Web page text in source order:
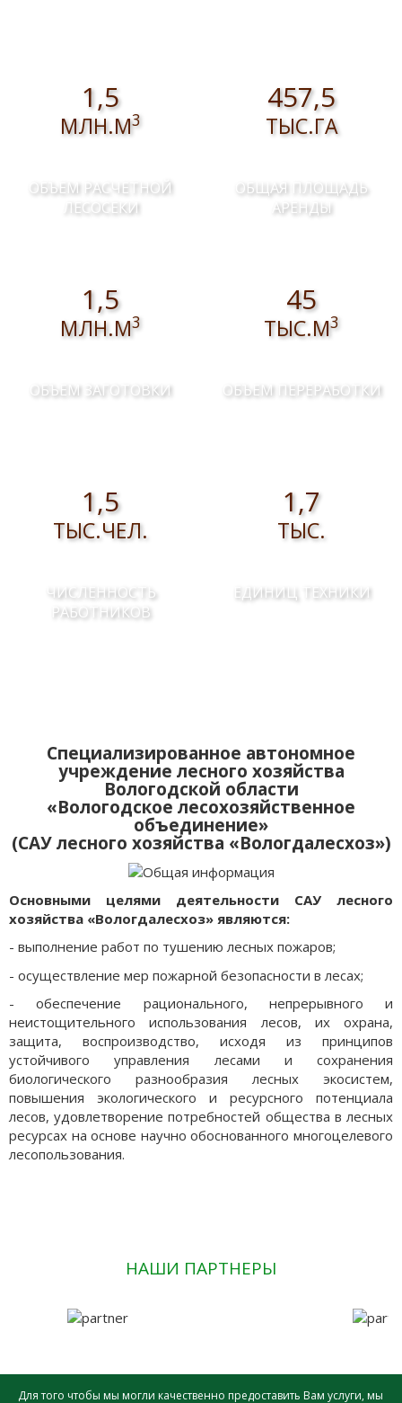
1,5
МЛН.М3
ОБЪЕМ РАСЧЕТНОЙ
ЛЕСОСЕКИ
457,5
ТЫС.ГА
ОБЩАЯ ПЛОЩАДЬ
АРЕНДЫ
1,5
МЛН.М3
ОБЪЕМ ЗАГОТОВКИ
45
ТЫС.М3
ОБЪЕМ ПЕРЕРАБОТКИ
1,5
ТЫС.ЧЕЛ.
ЧИСЛЕННОСТЬ
РАБОТНИКОВ
1,7
ТЫС.
ЕДИНИЦ ТЕХНИКИ
Специализированное автономное
учреждение лесного хозяйства
Вологодской области
«Вологодское лесохозяйственное
объединение»
(САУ лесного хозяйства «Вологдалесхоз»)
Основными целями деятельности САУ лесного
хозяйства «Вологдалесхоз» являются:
- выполнение работ по тушению лесных пожаров;
- осуществление мер пожарной безопасности в лесах;
- обеспечение рационального, непрерывного и
неистощительного использования лесов, их охрана,
защита, воспроизводство, исходя из принципов
устойчивого управления лесами и сохранения
биологического разнообразия лесных экосистем,
повышения экологического и ресурсного потенциала
лесов, удовлетворение потребностей общества в лесных
ресурсах на основе научно обоснованного многоцелевого
лесопользования.
НАШИ ПАРТНЕРЫ
Для того чтобы мы могли качественно предоставить Вам услуги, мы